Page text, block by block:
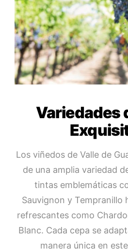
Variedades
Los viñedos de Valle de
de una amplia variedad
tintas emblemáticas
Sauvignon y Tempranillo
refrescantes como
Blanc. Cada cepa se
manera única en